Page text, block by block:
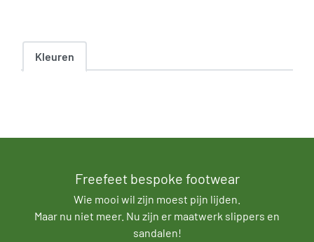
Kleuren
Freefeet bespoke footwear
Wie mooi wil zijn moest pijn lijden.
Maar nu niet meer. Nu zijn er maatwerk slippers en
sandalen!